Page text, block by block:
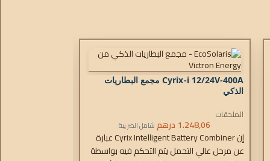
Cyrix-i 12/24V-400A مجمع البطاريات
الذكي
الملحقات
1.248,06 درهم شامل الضريبة
إن Cyrix Intelligent Battery Combiner عبارة
عن مرحل عالي التحمل يتم التحكم فيه بواسطة